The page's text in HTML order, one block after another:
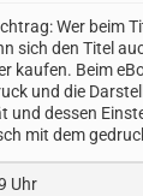
Wer beim
sich den Titel
kaufen. Beim
und die
und dessen
mit dem
Uhr